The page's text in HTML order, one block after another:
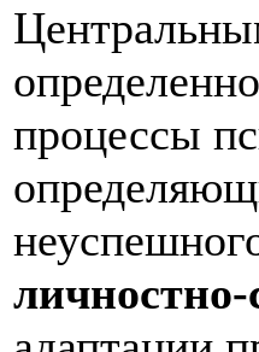
процессы
личностно-